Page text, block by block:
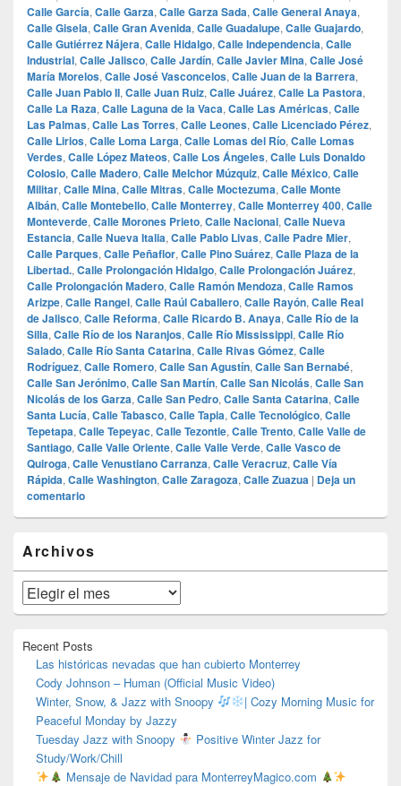
Calle García, Calle Garza, Calle Garza Sada, Calle General Anaya,
Calle Gisela, Calle Gran Avenida, Calle Guadalupe, Calle Guajardo,
Calle Gutiérrez Nájera, Calle Hidalgo, Calle Independencia, Calle
Industrial, Calle Jalisco, Calle Jardín, Calle Javier Mina, Calle José
María Morelos, Calle José Vasconcelos, Calle Juan de la Barrera,
Calle Juan Pablo II, Calle Juan Ruiz, Calle Juárez, Calle La Pastora,
Calle La Raza, Calle Laguna de la Vaca, Calle Las Américas, Calle
Las Palmas, Calle Las Torres, Calle Leones, Calle Licenciado Pérez,
Calle Lirios, Calle Loma Larga, Calle Lomas del Río, Calle Lomas
Verdes, Calle López Mateos, Calle Los Ángeles, Calle Luis Donaldo
Colosio, Calle Madero, Calle Melchor Múzquiz, Calle México, Calle
Militar, Calle Mina, Calle Mitras, Calle Moctezuma, Calle Monte
Albán, Calle Montebello, Calle Monterrey, Calle Monterrey 400, Calle
Monteverde, Calle Morones Prieto, Calle Nacional, Calle Nueva
Estancia, Calle Nueva Italia, Calle Pablo Livas, Calle Padre Mier,
Calle Parques, Calle Peñaflor, Calle Pino Suárez, Calle Plaza de la
Libertad., Calle Prolongación Hidalgo, Calle Prolongación Juárez,
Calle Prolongación Madero, Calle Ramón Mendoza, Calle Ramos
Arizpe, Calle Rangel, Calle Raúl Caballero, Calle Rayón, Calle Real
de Jalisco, Calle Reforma, Calle Ricardo B. Anaya, Calle Río de la
Silla, Calle Río de los Naranjos, Calle Río Mississippi, Calle Río
Salado, Calle Río Santa Catarina, Calle Rivas Gómez, Calle
Rodríguez, Calle Romero, Calle San Agustín, Calle San Bernabé,
Calle San Jerónimo, Calle San Martín, Calle San Nicolás, Calle San
Nicolás de los Garza, Calle San Pedro, Calle Santa Catarina, Calle
Santa Lucía, Calle Tabasco, Calle Tapia, Calle Tecnológico, Calle
Tepetapa, Calle Tepeyac, Calle Tezontle, Calle Trento, Calle Valle de
Santiago, Calle Valle Oriente, Calle Valle Verde, Calle Vasco de
Quiroga, Calle Venustiano Carranza, Calle Veracruz, Calle Vía
Rápida, Calle Washington, Calle Zaragoza, Calle Zuazua | Deja un
comentario
área
de
widget
barra
lateral
Archivos
Archivos
Recent Posts
Las históricas nevadas que han cubierto Monterrey
Cody Johnson – Human (Official Music Video)
Winter, Snow, & Jazz with Snoopy
| Cozy Morning Music for
Peaceful Monday by Jazzy
Tuesday Jazz with Snoopy
Positive Winter Jazz for
Study/Work/Chill
Mensaje de Navidad para MonterreyMagico.com